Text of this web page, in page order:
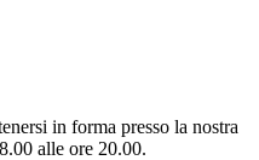
in forma presso la nostra
alle ore 20.00.